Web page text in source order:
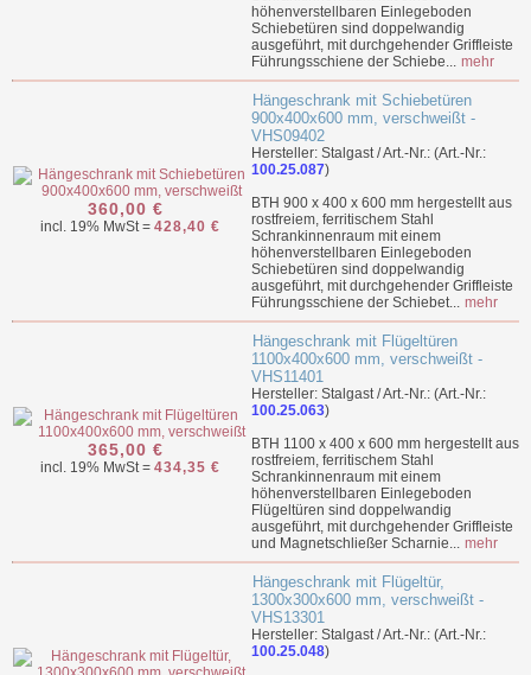
höhenverstellbaren Einlegeboden
Schiebetüren sind doppelwandig
ausgeführt, mit durchgehender Griffleiste
Führungsschiene der Schiebe... mehr
360,00 €
incl. 19% MwSt = 428,40 €
Hängeschrank mit Schiebetüren
900x400x600 mm, verschweißt -
VHS09402
Hersteller: Stalgast / Art.-Nr.: (Art.-Nr.:
100.25.087)
BTH 900 x 400 x 600 mm hergestellt aus
rostfreiem, ferritischem Stahl
Schrankinnenraum mit einem
höhenverstellbaren Einlegeboden
Schiebetüren sind doppelwandig
ausgeführt, mit durchgehender Griffleiste
Führungsschiene der Schiebet... mehr
365,00 €
incl. 19% MwSt = 434,35 €
Hängeschrank mit Flügeltüren
1100x400x600 mm, verschweißt -
VHS11401
Hersteller: Stalgast / Art.-Nr.: (Art.-Nr.:
100.25.063)
BTH 1100 x 400 x 600 mm hergestellt aus
rostfreiem, ferritischem Stahl
Schrankinnenraum mit einem
höhenverstellbaren Einlegeboden
Flügeltüren sind doppelwandig
ausgeführt, mit durchgehender Griffleiste
und Magnetschließer Scharnie... mehr
Hängeschrank mit Flügeltür,
1300x300x600 mm, verschweißt -
VHS13301
Hersteller: Stalgast / Art.-Nr.: (Art.-Nr.:
100.25.048)